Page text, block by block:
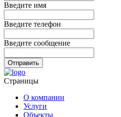
Введите имя
Введите телефон
Введите сообщение
Отправить
Страницы
О компании
Услуги
Объекты